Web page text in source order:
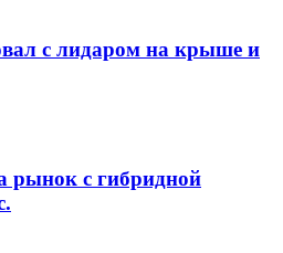
с лидаром на крыше и
рынок с гибридной